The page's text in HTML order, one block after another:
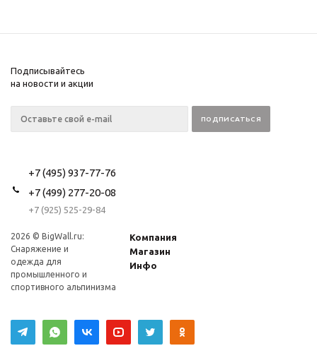
Подписывайтесь
на новости и акции
+7 (495) 937-77-76
+7 (499) 277-20-08
+7 (925) 525-29-84
2026 © BigWall.ru:
Снаряжение и
одежда для
промышленного и
спортивного альпинизма
Компания
Магазин
Инфо